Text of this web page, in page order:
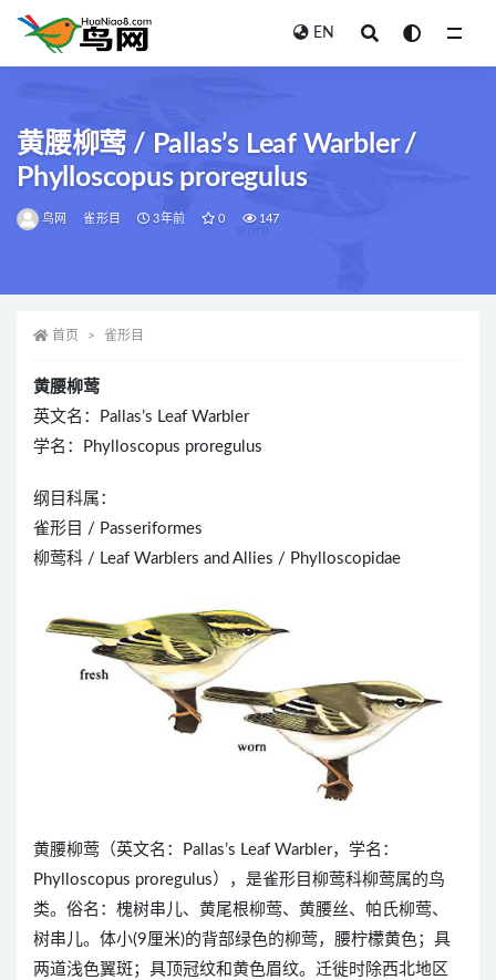
EN
黄腰柳莺 / Pallas’s Leaf Warbler /
Phylloscopus proregulus
鸟网 雀形目 3年前 0 147
首页 雀形目
黄腰柳莺
英文名：Pallas’s Leaf Warbler
学名：Phylloscopus proregulus
纲目科属：
雀形目 / Passeriformes
柳莺科 / Leaf Warblers and Allies / Phylloscopidae
黄腰柳莺（英文名：Pallas’s Leaf Warbler，学名：
Phylloscopus proregulus），是雀形目柳莺科柳莺属的鸟
类。俗名：槐树串儿、黄尾根柳莺、黄腰丝、帕氏柳莺、
树串儿。体小(9厘米)的背部绿色的柳莺，腰柠檬黄色；具
两道浅色翼斑；具顶冠纹和黄色眉纹。迁徙时除西北地区